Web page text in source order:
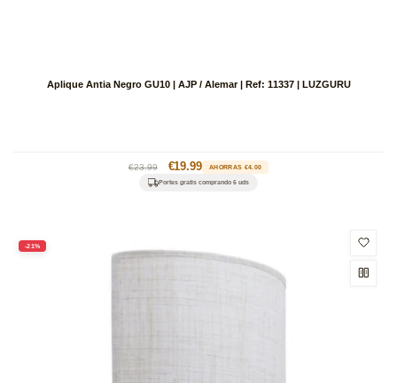
Aplique Antia Negro GU10 | AJP / Alemar | Ref: 11337 | LUZGURU
Precio
habitual
€23.99
Precio
de
€19.99 AHORRAS €4.00
Portes gratis comprando 6 uds
-21%